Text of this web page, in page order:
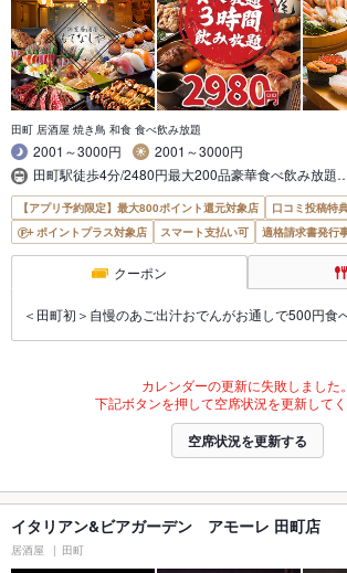
田町 居酒屋 焼き鳥 和食 食べ飲み放題
2001～3000円
2001～3000円
田町駅徒歩4分/2480円最大200品豪華食べ飲み放題
【アプリ予約限定】最大800ポイント還元対象店
口コミ投稿特
ポイントプラス対象店
スマート支払い可 適格請求書発行
クーポン
＜田町初＞自慢のあご出汁おでんがお通しで500円食
カレンダーの更新に失敗しました。
下記ボタンを押して空席状況を更新してく
空席状況を更新する
イタリアン&ビアガーデン アモーレ 田町店
居酒屋 田町